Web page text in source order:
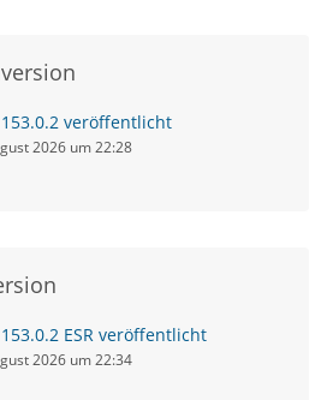
veröffentlicht
2026 um 22:28
ESR veröffentlicht
2026 um 22:34